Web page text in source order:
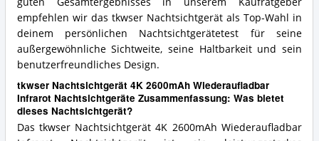
empfehlen wir das tkwser Nachtsichtgerät als Top-Wahl in
deinem persönlichen Nachtsichtgerätetest für seine
außergewöhnliche Sichtweite, seine Haltbarkeit und sein
benutzerfreundliches Design.
tkwser Nachtsichtgerät 4K 2600mAh Wiederaufladbar
Infrarot Nachtsichtgeräte Zusammenfassung: Was bietet
dieses Nachtsichtgerät?
Das tkwser Nachtsichtgerät 4K 2600mAh Wiederaufladbar